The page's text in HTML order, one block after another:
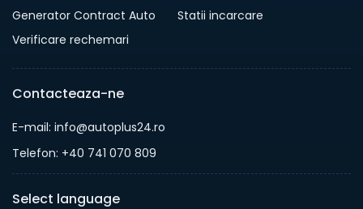
Generator Contract Auto
Statii incarcare
Verificare rechemari
Contacteaza-ne
E-mail: info@autoplus24.ro
Telefon: +40 741 070 809
Select language